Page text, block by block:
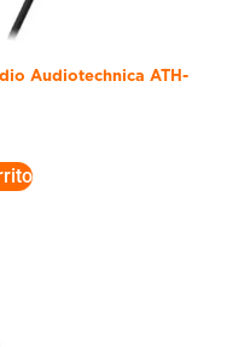
Audiotechnica ATH-